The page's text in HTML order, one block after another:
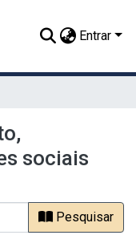
Entrar
sociais
Pesquisar